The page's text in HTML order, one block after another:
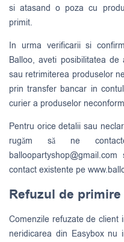
si atasand o poza cu
primit.
In urma verificarii si
Balloo, aveti posibilitatea
sau retrimiterea produselor
prin transfer bancar in
curier a produselor
Pentru orice detalii sau
rugăm să ne
balloopartyshop@gmail.com
contact existente pe
Refuzul de primire
Comenzile refuzate de client
neridicarea din Easybox